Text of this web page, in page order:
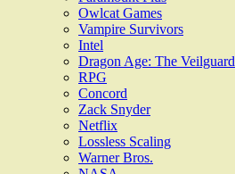
Owlcat Games
Vampire Survivors
Intel
Dragon Age: The Veilguard
RPG
Concord
Zack Snyder
Netflix
Lossless Scaling
Warner Bros.